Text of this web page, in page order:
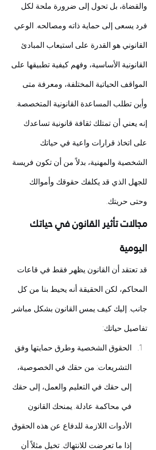
والقضاة، بل تحول إلى ضرورة ملحة لكل
فرد يسعى إلى حماية ذاته ومصالحه. الوعي
القانوني هو القدرة على استيعاب المبادئ
القانونية الأساسية، وفهم كيفية تطبيقها على
المواقف الحياتية المختلفة، ومعرفة متى
وأين تطلب المساعدة القانونية المتخصصة.
إنه يعني أن تمتلك ثقافة قانونية تساعدك
على اتخاذ قرارات واعية في حياتك
الشخصية والمهنية، بدلاً من أن تكون فريسة
للجهل الذي قد يكلفك حقوقك وأموالك
وحتى حريتك.
مجالات تأثير القانون في حياتك
اليومية
قد تعتقد أن القانون يظهر فقط في قاعات
المحاكم، لكن الحقيقة أنه يحيط بنا من كل
جانب. إليك كيف يمس القانون بشكل مباشر
تفاصيل حياتك:
الحقوق الشخصية وطرق حمايتها وفق
التشريعات: من حقك في الخصوصية،
إلى حقك في التعليم والعمل، إلى حقك
في محاكمة عادلة. يمنحك القانون
الأدوات اللازمة للدفاع عن هذه الحقوق
إذا ما تعرضت للانتهاك. تخيل مثلاً أن